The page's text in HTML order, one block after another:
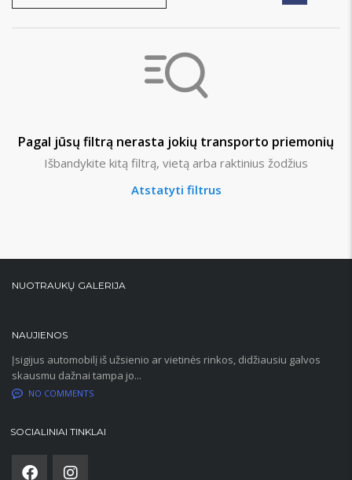
Pagal jūsų filtrą nerasta jokių transporto priemonių
Išbandykite kitą filtrą, vietą arba raktinius žodžius
Atstatyti filtrus
NUOTRAUKŲ GALERIJA
NAUJIENOS
Įsigijus automobilį iš užsienio ar vietinės rinkos, didžiausiu galvos
skausmu dažnai tampa jo...
NO COMMENTS
SOCIALINIAI TINKLAI